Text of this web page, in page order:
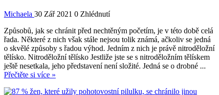
Michaela 30 Zář 2021 0 Zhlédnutí
Způsobů, jak se chránit před nechtěným početím, je v této době celá
řada. Některé z nich však stále nejsou tolik známá, ačkoliv se jedná
o skvělé způsoby s řadou výhod. Jedním z nich je právě nitroděložní
tělísko. Nitroděložní tělísko Jestliže jste se s nitroděložním tělískem
ještě nesetkala, jeho představení není složité. Jedná se o drobné ...
Přečtěte si více »